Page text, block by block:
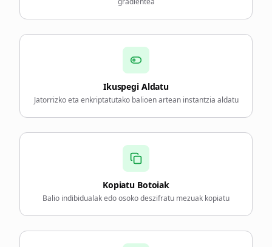
Ikuspegi Aldatu
Jatorrizko eta enkriptatutako balioen artean instantzia aldatu
Kopiatu Botoiak
Balio indibidualak edo osoko deszifratu mezuak kopiatu